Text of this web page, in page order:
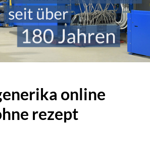
online
rezept